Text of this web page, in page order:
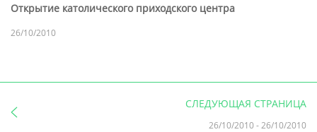
Открытие католического приходского центра
26/10/2010
СЛЕДУЮЩАЯ СТРАНИЦА
26/10/2010-26/10/2010